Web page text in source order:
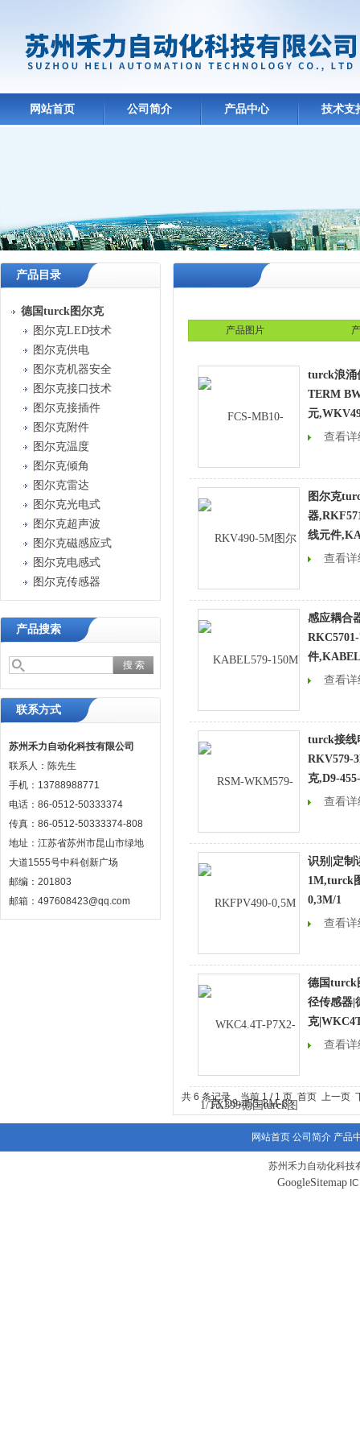
网站首页 公司简介 产品中心 技术支
产品目录
德国turck图尔克
图尔克LED技术
图尔克供电
图尔克机器安全
图尔克接口技术
图尔克接插件
图尔克附件
图尔克温度
图尔克倾角
图尔克雷达
图尔克光电式
图尔克超声波
图尔克磁感应式
图尔克电感式
图尔克传感器
产品搜索
联系方式
苏州禾力自动化科技有限公司
联系人：陈先生
手机：13788988771
电话：86-0512-50333374
传真：86-0512-50333374-808
地址：江苏省苏州市昆山市绿地
大道1555号中科创新广场
邮编：201803
邮箱：497608423@qq.com
产品图片
turck浪涌
TERM
元
查看
图尔克
器
线元件
查看
感应耦合
件
查看
turck接线
RKV579-
克,D9-
查看
识别|定制
1M,turck
0,3M/1
查看
德国turck
径传感器|
克
查看
共 6 条记录，当前 1 / 1 页 首页 上一页
网站首页 公司简介 产品
苏州禾力自动化科技
GoogleSitemap